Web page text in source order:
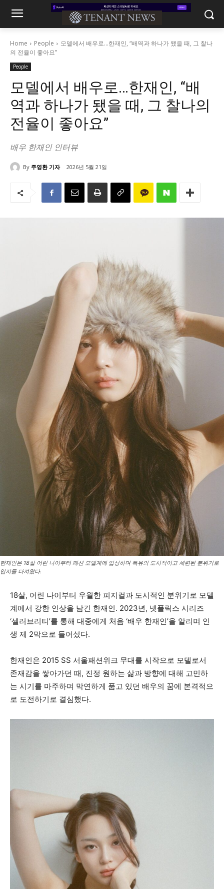
Home People
모델에서 배우로...한재인, “배역과 하나가 됐을 때, 그 찰나
의 전율이 좋아요”
People
모델에서 배우로…한재인, “배
역과 하나가 됐을 때, 그 찰나의
전율이 좋아요”
배우 한재인 인터뷰
By 주영환 기자 2026년 5월 21일
한재인은 18살 어린 나이부터 패션 모델계에 입성하며 특유의 도시적이고 세련된 분위기로
입지를 다져왔다.
18살, 어린 나이부터 우월한 피지컬과 도시적인 분위기로 모델
계에서 강한 인상을 남긴 한재인. 2023년, 넷플릭스 시리즈
‘셀러브리티’를 통해 대중에게 처음 ‘배우 한재인’을 알리며 인
생 제 2막으로 들어섰다.
한재인은 2015 SS 서울패션위크 무대를 시작으로 모델로서
존재감을 쌓아가던 때, 진정 원하는 삶과 방향에 대해 고민하
는 시기를 마주하며 막연하게 품고 있던 배우의 꿈에 본격적으
로 도전하기로 결심했다.